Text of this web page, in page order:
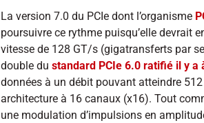
La version 7.0 du PCIe dont l’organisme
poursuivre ce rythme puisqu’elle devrait
vitesse de 128 GT/s (gigatransferts par
double du standard PCIe 6.0 ratifié il y a
données à un débit pouvant atteindre
architecture à 16 canaux (x16). Tout
une modulation d’impulsions en